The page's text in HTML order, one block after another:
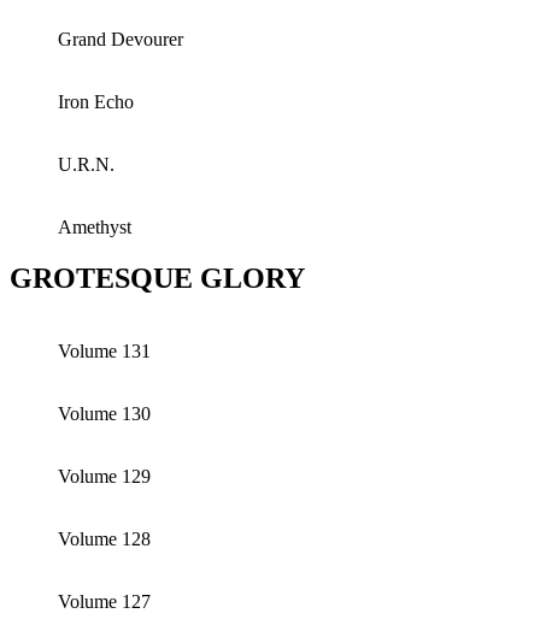
Grand Devourer
Iron Echo
U.R.N.
Amethyst
GROTESQUE GLORY
Volume 131
Volume 130
Volume 129
Volume 128
Volume 127